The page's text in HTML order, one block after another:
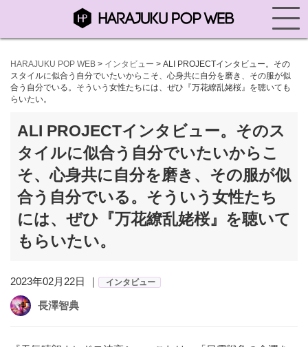
HARAJUKU POP WEB > インタビュー > ALI PROJECTインタビュー。その
スタイルに似合う自分でいたいからこそ、心身共に自分を磨き、その服が似
合う自分でいる。そういう女性たちには、ぜひ『万花繚乱姥桜』を聴いても
らいたい。
ALI PROJECTインタビュー。そのス
タイルに似合う自分でいたいからこ
そ、心身共に自分を磨き、その服が似
合う自分でいる。そういう女性たち
には、ぜひ『万花繚乱姥桜』を聴いて
もらいたい。
2023年02月22日 ｜ インタビュー
長澤智典